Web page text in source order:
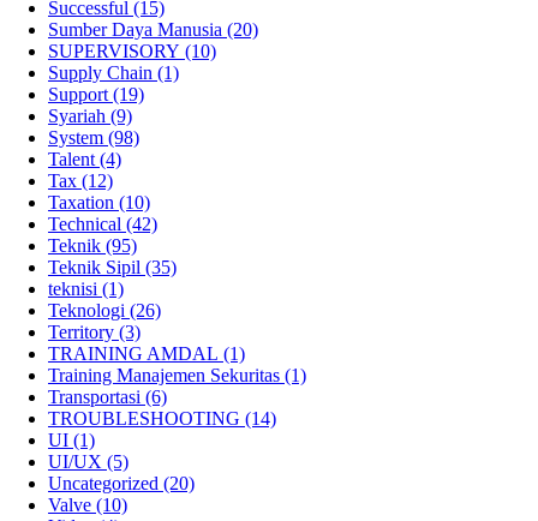
Successful (15)
Sumber Daya Manusia (20)
SUPERVISORY (10)
Supply Chain (1)
Support(19)
Syariah (9)
System (98)
Talent(4)
Tax (12)
Taxation (10)
Technical (42)
Teknik (95)
Teknik Sipil (35)
teknisi (1)
Teknologi (26)
Territory (3)
TRAINING AMDAL (1)
Training Manajemen Sekuritas (1)
Transportasi (6)
TROUBLESHOOTING (14)
UI (1)
UI/UX (5)
Uncategorized (20)
Valve (10)